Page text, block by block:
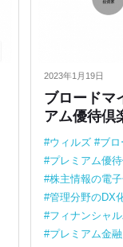
2023年1月19日
ブロードマ
アム優待倶
ウィルズ
ブロ
プレミアム優
株主情報の電
管理分野のDX
フィナンシャ
プレミアム金